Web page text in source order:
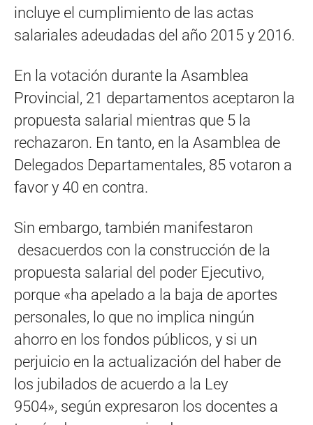
incluye el cumplimiento de las actas
salariales adeudadas del año 2015 y 2016.
En la votación durante la Asamblea
Provincial, 21 departamentos aceptaron la
propuesta salarial mientras que 5 la
rechazaron. En tanto, en la Asamblea de
Delegados Departamentales, 85 votaron a
favor y 40 en contra.
Sin embargo, también manifestaron
desacuerdos con la construcción de la
propuesta salarial del poder Ejecutivo,
porque «ha apelado a la baja de aportes
personales, lo que no implica ningún
ahorro en los fondos públicos, y si un
perjuicio en la actualización del haber de
los jubilados de acuerdo a la Ley
9504», según expresaron los docentes a